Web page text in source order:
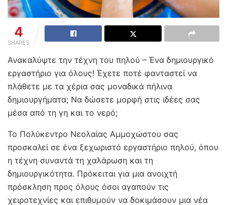
4
SHARES
Ανακαλύψτε την τέχνη του πηλού – Ένα δημιουργικό
εργαστήριο για όλους! Έχετε ποτέ φανταστεί να
πλάθετε με τα χέρια σας μοναδικά πήλινα
δημιουργήματα; Να δώσετε μορφή στις ιδέες σας
μέσα από τη γη και το νερό;
Το Πολύκεντρο Νεολαίας Αμμοχώστου σας
προσκαλεί σε ένα ξεχωριστό εργαστήριο πηλού, όπου
η τέχνη συναντά τη χαλάρωση και τη
δημιουργικότητα. Πρόκειται για μια ανοιχτή
πρόσκληση προς όλους όσοι αγαπούν τις
χειροτεχνίες και επιθυμούν να δοκιμάσουν μια νέα